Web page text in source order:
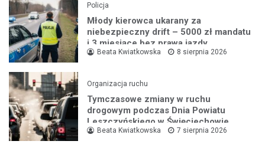
Policja
Młody kierowca ukarany za
niebezpieczny drift – 5000 zł mandatu
i 3 miesiące bez prawa jazdy
Beata Kwiatkowska 8 sierpnia 2026
Organizacja ruchu
Tymczasowe zmiany w ruchu
drogowym podczas Dnia Powiatu
Leszczyńskiego w Święciechowie
Beata Kwiatkowska 7 sierpnia 2026